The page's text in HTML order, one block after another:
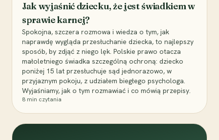
Jak wyjaśnić dziecku, że jest świadkiem w
sprawie karnej?
Spokojna, szczera rozmowa i wiedza o tym, jak
naprawdę wygląda przesłuchanie dziecka, to najlepszy
sposób, by zdjąć z niego lęk. Polskie prawo otacza
małoletniego świadka szczególną ochroną: dziecko
poniżej 15 lat przesłuchuje sąd jednorazowo, w
przyjaznym pokoju, z udziałem biegłego psychologa.
Wyjaśniamy, jak o tym rozmawiać i co mówią przepisy.
8 min czytania